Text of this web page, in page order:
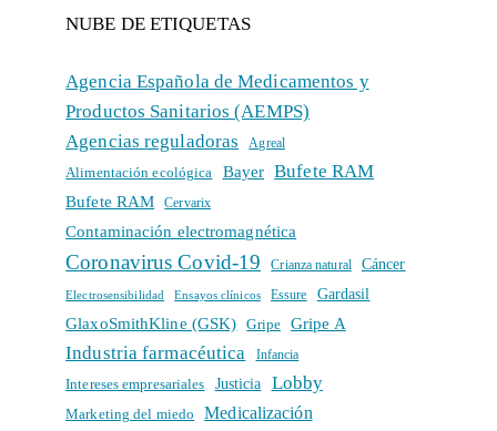
NUBE DE ETIQUETAS
Agencia Española de Medicamentos y
Productos Sanitarios (AEMPS)
Agencias reguladoras
Agreal
Alimentación ecológica Bayer Bufete RAM
Bufete RAM Cervarix
Contaminación electromagnética
Coronavirus Covid-19 Crianza natural Cáncer
Electrosensibilidad Ensayos clínicos Essure Gardasil
GlaxoSmithKline (GSK) Gripe Gripe A
Industria farmacéutica Infancia
Intereses empresariales Justicia Lobby
Marketing del miedo Medicalización